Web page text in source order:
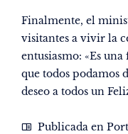
Finalmente, el
visitantes a vivir la
entusiasmo: «Es
que todos podamos
deseo a todos un
Publicada en